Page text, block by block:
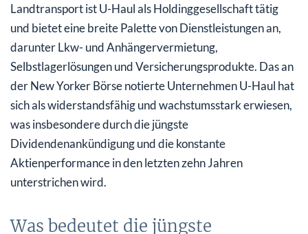
Was sollten Anleger in Zukunft beachten?
Landtransport ist U-Haul als Holdinggesellschaft tätig
und bietet eine breite Palette von Dienstleistungen an,
darunter Lkw- und Anhängervermietung,
Selbstlagerlösungen und Versicherungsprodukte. Das an
der New Yorker Börse notierte Unternehmen U-Haul hat
sich als widerstandsfähig und wachstumsstark erwiesen,
was insbesondere durch die jüngste
Dividendenankündigung und die konstante
Aktienperformance in den letzten zehn Jahren
unterstrichen wird.
Was bedeutet die jüngste